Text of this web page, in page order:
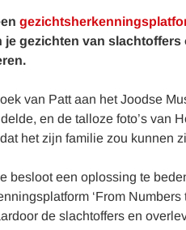
je gezichten van
van Patt aan het Joodse
en de talloze foto’s van
het zijn familie zou kunnen
besloot een oplossing te
‘From
de slachtoffers en